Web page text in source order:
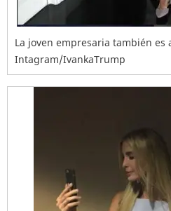
La joven empresaria también es
Intagram/IvankaTrump